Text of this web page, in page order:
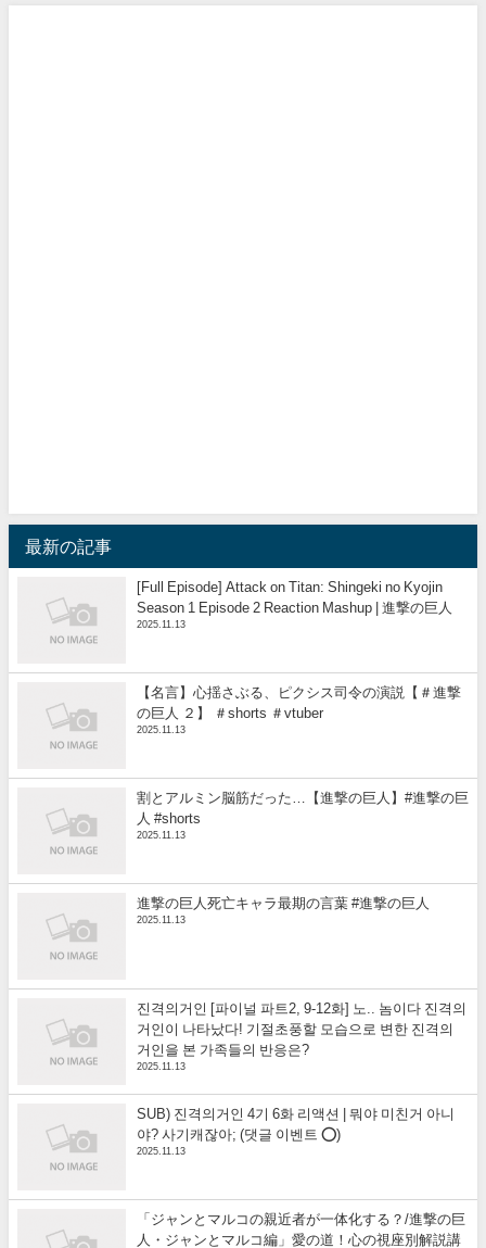
最新の記事
[Full Episode] Attack on Titan: Shingeki no Kyojin
Season 1 Episode 2 Reaction Mashup | 進撃の巨人
2025.11.13
【名言】心揺さぶる、ピクシス司令の演説【＃進撃
の巨人 ２】 ＃shorts ＃vtuber
2025.11.13
割とアルミン脳筋だった…【進撃の巨人】#進撃の巨
人 #shorts
2025.11.13
進撃の巨人死亡キャラ最期の言葉 #進撃の巨人
2025.11.13
진격의거인 [파이널 파트2, 9-12화] 노.. 놈이다 진격의
거인이 나타났다! 기절초풍할 모습으로 변한 진격의
거인을 본 가족들의 반응은?
2025.11.13
SUB) 진격의거인 4기 6화 리액션 | 뭐야 미친거 아니
야? 사기캐잖아; (댓글 이벤트 ⭕)
2025.11.13
「ジャンとマルコの親近者が一体化する？/進撃の巨
人・ジャンとマルコ編」愛の道！心の視座別解説講